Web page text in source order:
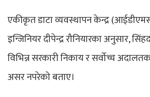
एकीकृत डाटा व्यवस्थापन केन्द्र
इन्जिनियर दीपेन्द्र रौनियारका अनुसार,
विभिन्न सरकारी निकाय र सर्वोच्च
असर नपरेको बताए।